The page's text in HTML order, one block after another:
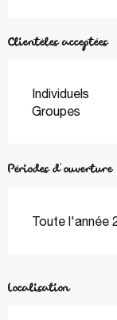
Clientèles acceptées
Individuels
Groupes
Périodes d'ouverture
Toute l'année
Localisation